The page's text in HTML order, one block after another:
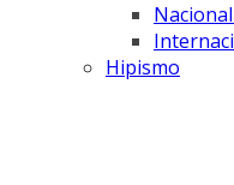
Hipismo